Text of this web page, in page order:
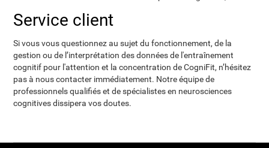
Service client
Si vous vous questionnez au sujet du fonctionnement, de la
gestion ou de l’interprétation des données de l'entraînement
cognitif pour l'attention et la concentration de CogniFit, n’hésitez
pas à nous contacter immédiatement. Notre équipe de
professionnels qualifiés et de spécialistes en neurosciences
cognitives dissipera vos doutes.